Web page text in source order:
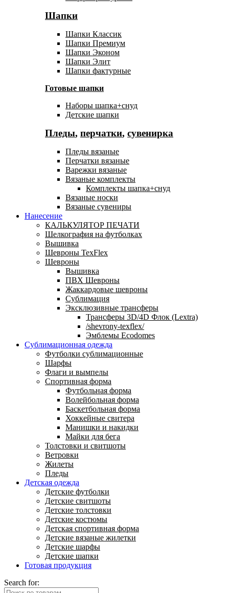
Шапки
Шапки Классик
Шапки Премиум
Шапки Эконом
Шапки Элит
Шапки фактурные
Готовые шапки
Наборы шапка+снуд
Детские шапки
Пледы, перчатки, сувенирка
Пледы вязаные
Перчатки вязаные
Варежки вязаные
Вязаные комплекты
Комплекты шапка+снуд
Вязаные носки
Вязаные сувениры
Нанесение
КАЛЬКУЛЯТОР ПЕЧАТИ
Шелкография на футболках
Вышивка
Шевроны TexFlex
Шевроны
Вышивка
ПВХ Шевроны
Жаккардовые шевроны
Сублимация
Эксклюзивные трансферы
Трансферы 3D/4D Флок (Lextra)
/shevrony-texflex/
Эмблемы Ecodomes
Сублимационная одежда
Футболки сублимационные
Шарфы
Флаги и вымпелы
Спортивная форма
Футбольная форма
Волейбольная форма
Баскетбольная форма
Хоккейные свитера
Манишки и накидки
Майки для бега
Толстовки и свитшоты
Ветровки
Жилеты
Пледы
Детская одежда
Детские футболки
Детские свитшоты
Детские толстовки
Детские костюмы
Детская спортивная форма
Детские вязаные жилетки
Детские шарфы
Детские шапки
Готовая продукция
Search for: